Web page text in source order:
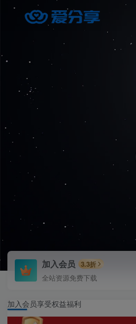
加入会员 3.3折
全站资源免费下载
加入会员享受权益福利